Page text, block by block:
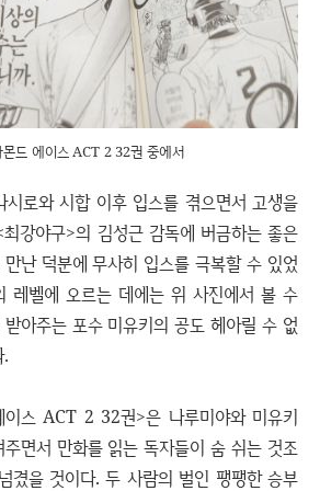
드 에이스 ACT 2 32권 중에서
시로와 시합 이후 입스를 겪으면서 고생을
강야구>의 김성근 감독에 버금하는 좋은
난 덕분에 무사히 입스를 극복할 수 있었
레벨에 오르는 데에는 위 사진에서 볼 수
아주는 포수 미유키의 공도 헤아릴 수 없
.
이스 ACT 2 32권>은 나루미야와 미유키
면서 만화를 읽는 독자들이 숨 쉬는 것조
겼을 것이다. 두 사람의 벌인 팽팽한 승부